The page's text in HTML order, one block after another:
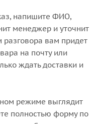
напишите ФИО,
менеджер и уточнит
разговора вам придет
на почту или
ждать доставки и
режиме выглядит
полностью форму по